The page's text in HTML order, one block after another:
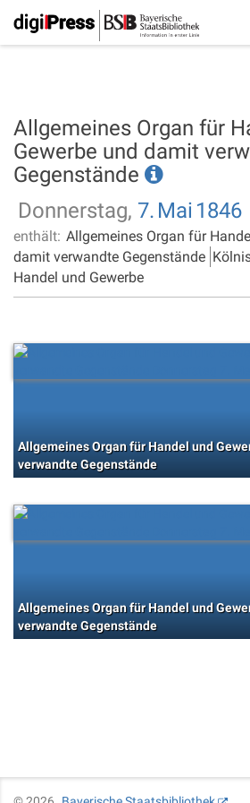
Allgemeines Organ für
Gewerbe und damit
Gegenstände
Donnerstag, 7. Mai 1846
enthält: Allgemeines Organ für
damit verwandte Gegenstände
Handel und Gewerbe
Allgemeines Organ für Handel und
verwandte Gegenstände
Allgemeines Organ für Handel und
verwandte Gegenstände